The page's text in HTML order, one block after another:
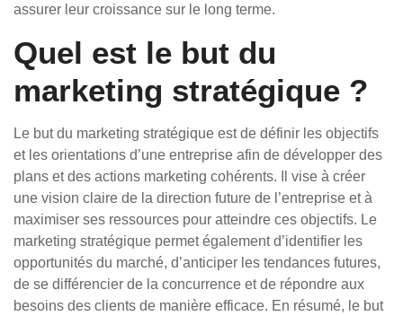
assurer leur croissance sur le long terme.
Quel est le but du
marketing stratégique ?
Le but du marketing stratégique est de définir les objectifs
et les orientations d’une entreprise afin de développer des
plans et des actions marketing cohérents. Il vise à créer
une vision claire de la direction future de l’entreprise et à
maximiser ses ressources pour atteindre ces objectifs. Le
marketing stratégique permet également d’identifier les
opportunités du marché, d’anticiper les tendances futures,
de se différencier de la concurrence et de répondre aux
besoins des clients de manière efficace. En résumé, le but